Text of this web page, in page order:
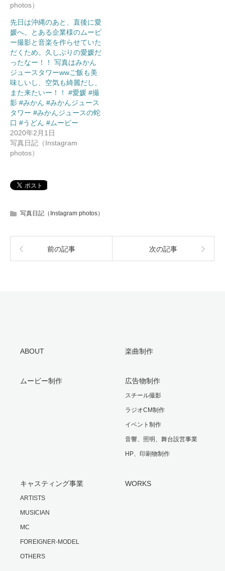
photos）
先日は沖縄のあと、直後に愛
媛へ。とある企業様のムービ
ー撮影と音楽を作らせていた
だくため。久しぶりの愛媛だ
ったなー！！ 写真はみかん
ジュースタワーwwご飯も美
味しいし、空気も綺麗だし、
また来たいー！！ #愛媛 #撮
影 #みかん #みかんジュース
タワー #みかんジュースの蛇
口 #うどん #ムービー
2020年2月1日
写真日記（Instagram
photos）
写真日記（Instagram photos）
前の記事 次の記事
ABOUT 楽曲制作
ムービー制作 広告物制作
スチール撮影
ラジオCM制作
イベント制作
音響、照明、舞台設営事業
HP、印刷物制作
キャスティング事業
ARTISTS
MUSICIAN
MC
FOREIGNER-MODEL
OTHERS
WORKS